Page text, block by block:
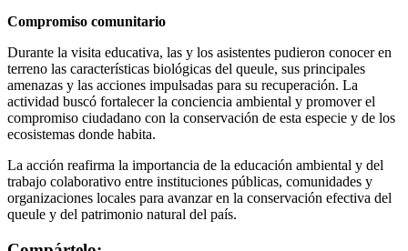
Compromiso comunitario
Durante la visita educativa, las y los asistentes pudieron conocer en
terreno las características biológicas del queule, sus principales
amenazas y las acciones impulsadas para su recuperación. La
actividad buscó fortalecer la conciencia ambiental y promover el
compromiso ciudadano con la conservación de esta especie y de los
ecosistemas donde habita.
La acción reafirma la importancia de la educación ambiental y del
trabajo colaborativo entre instituciones públicas, comunidades y
organizaciones locales para avanzar en la conservación efectiva del
queule y del patrimonio natural del país.